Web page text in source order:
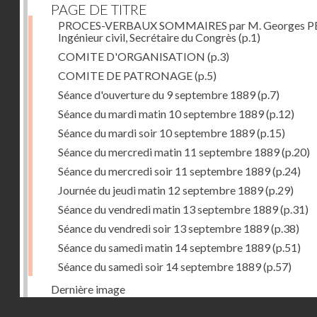
PAGE DE TITRE
PROCES-VERBAUX SOMMAIRES par M. Georges
Ingénieur civil, Secrétaire du Congrès (p.1)
COMITE D'ORGANISATION (p.3)
COMITE DE PATRONAGE(p.5)
Séance d'ouverture du 9 septembre 1889(p.7)
Séance du mardi matin 10 septembre 1889(p.12)
Séance du mardi soir 10 septembre 1889(p.15)
Séance du mercredi matin 11 septembre 1889(p.20)
Séance du mercredi soir 11 septembre 1889(p.24)
Journée du jeudi matin 12 septembre 1889(p.29)
Séance du vendredi matin 13 septembre 1889(p.31)
Séance du vendredi soir 13 septembre 1889(p.38)
Séance du samedi matin 14 septembre 1889(p.51)
Séance du samedi soir 14 septembre 1889(p.57)
Dernière image